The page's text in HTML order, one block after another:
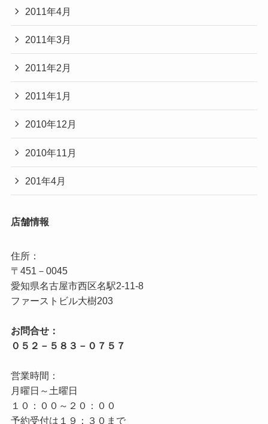
2011年4月
2011年3月
2011年2月
2011年1月
2010年12月
2010年11月
201年4月
店舗情報
住所：
〒451－0045
愛知県名古屋市西区名駅2‐11‐8
ファーストビル大樹203
お問合せ：
営業時間：
月曜日～土曜日
１０：００～２０：００
予約受付は１９：３０まで